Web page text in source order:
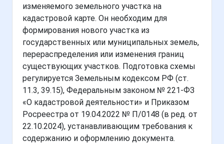
изменяемого земельного участка на
кадастровой карте. Он необходим для
формирования нового участка из
государственных или муниципальных земель,
перераспределения или изменения границ
существующих участков. Подготовка схемы
регулируется Земельным кодексом РФ (ст.
11.3, 39.15), Федеральным законом № 221-ФЗ
«О кадастровой деятельности» и Приказом
Росреестра от 19.04.2022 № П/0148 (в ред. от
22.10.2024), устанавливающим требования к
содержанию и оформлению документа.